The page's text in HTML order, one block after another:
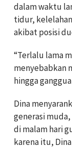
dalam waktu
tidur,
akibat posisi
“Terlalu lama
menyebabkan
hingga
Dina
generasi
di malam hari
karena itu,